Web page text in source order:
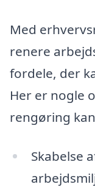
Med
renere
fordele, der
Her er nogle
rengøring
Skabelse